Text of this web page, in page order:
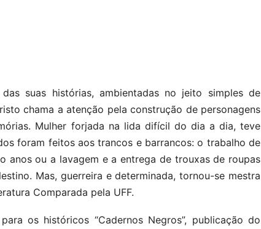
suas histórias, ambientadas no jeito simples de
chama a atenção pela construção de personagens
Mulher forjada na lida difícil do dia a dia, teve
foram feitos aos trancos e barrancos: o trabalho de
anos ou a lavagem e a entrega de trouxas de roupas
Mas, guerreira e determinada, tornou-se mestra
Comparada pela UFF.
os históricos “Cadernos Negros”, publicação do